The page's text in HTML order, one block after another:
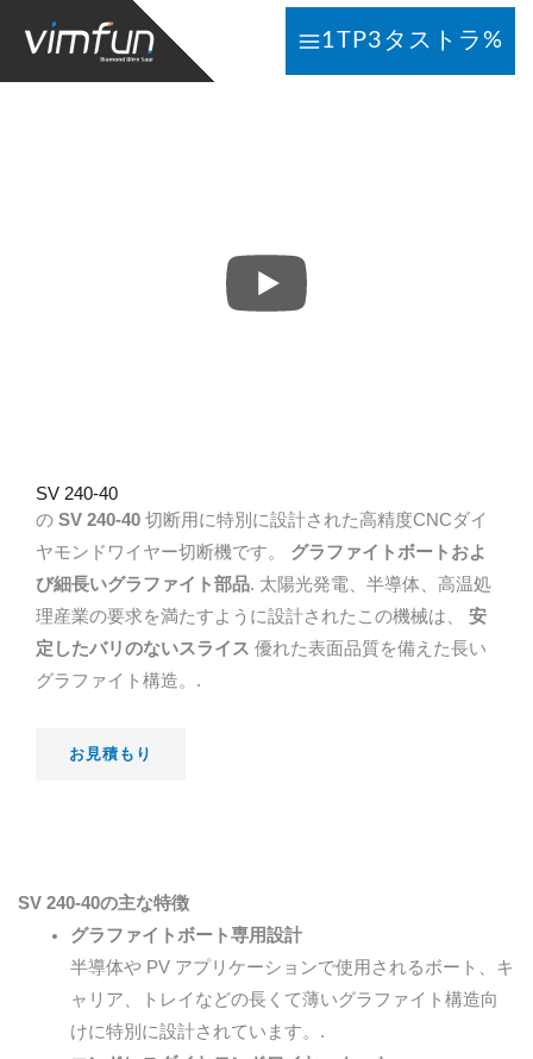
テ
1TP3タストラ%
SV 240-40
の SV 240-40 切断用に特別に設計された高精度CNCダイ
ヤモンドワイヤー切断機です。 グラファイトボートおよ
び細長いグラファイト部品. 太陽光発電、半導体、高温処
理産業の要求を満たすように設計されたこの機械は、 安
定したバリのないスライス 優れた表面品質を備えた長い
グラファイト構造。.
お見積もり
SV 240-40の主な特徴
グラファイトボート専用設計
半導体や PV アプリケーションで使用されるボート、キ
ャリア、トレイなどの長くて薄いグラファイト構造向
けに特別に設計されています。.